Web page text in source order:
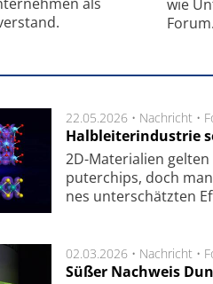
als
wie
Forum.
22.05.2026 • Nachricht •
Halbleiterindustrie
2D-Mate­ri­a­li­en
pu­ter­chips, doch
nes un­ter­schätz­ten
02.03.2026 • Nachricht •
Süßer Nachweis